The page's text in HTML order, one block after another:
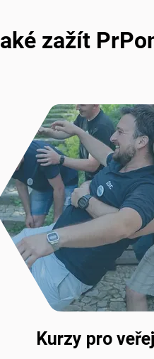
zažít
Kurzy pro